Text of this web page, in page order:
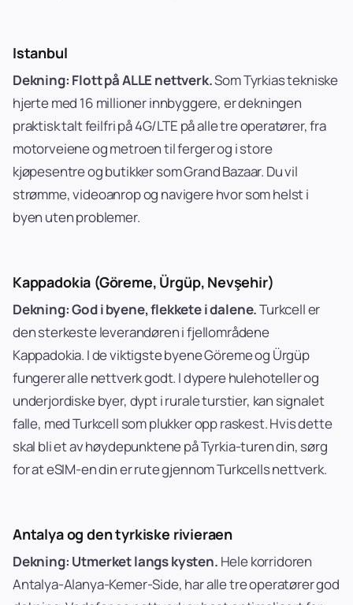
Istanbul
Dekning: Flott på ALLE nettverk.Som Tyrkias tekniske
hjerte med 16 millioner innbyggere, er dekningen
praktisk talt feilfri på 4G/LTE på alle tre operatører, fra
motorveiene og metroen til ferger og i store
kjøpesentre og butikker som Grand Bazaar. Du vil
strømme, videoanrop og navigere hvor som helst i
byen uten problemer.
Kappadokia (Göreme, Ürgüp, Nevşehir)
Dekning: God i byene, flekkete i dalene.Turkcell er
den sterkeste leverandøren i fjellområdene
Kappadokia. I de viktigste byene Göreme og Ürgüp
fungerer alle nettverk godt. I dypere hulehoteller og
underjordiske byer, dypt i rurale turstier, kan signalet
falle, med Turkcell som plukker opp raskest. Hvis dette
skal bli et av høydepunktene på Tyrkia-turen din, sørg
for at eSIM-en din er rute gjennom Turkcells nettverk.
Antalya og den tyrkiske rivieraen
Dekning: Utmerket langs kysten. Hele korridoren
Antalya-Alanya-Kemer-Side, har alle tre operatører god